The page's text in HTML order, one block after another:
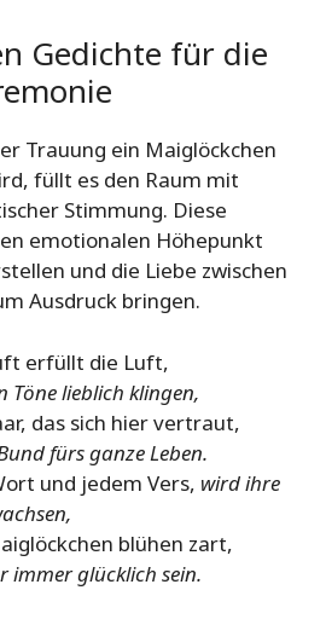
Gedichte für die
Trauung ein Maiglöckchen
füllt es den Raum mit
Stimmung. Diese
emotionalen Höhepunkt
und die Liebe zwischen
Ausdruck bringen.
erfüllt die Luft,
Töne lieblich klingen,
das sich hier vertraut,
fürs ganze Leben.
und jedem Vers, wird ihre
blühen zart,
immer glücklich sein.